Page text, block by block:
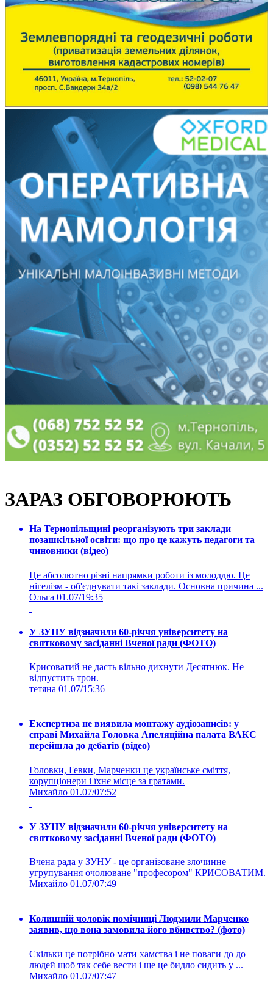
ЗАРАЗ ОБГОВОРЮЮТЬ
На Тернопільщині реорганізують три заклади
позашкільної освіти: що про це кажуть педагоги та
чиновники (відео)
Це абсолютно різні напрямки роботи із молоддю. Це
нігелізм - об'єднувати такі заклади. Основна причина ...
Ольга 01.07/19:35
У ЗУНУ відзначили 60-річчя університету на
святковому засіданні Вченої ради (ФОТО)
Крисоватий не дасть вільно дихнути Десятнюк. Не
відпустить трон.
тетяна 01.07/15:36
Експертиза не виявила монтажу аудіозаписів: у
справі Михайла Головка Апеляційна палата ВАКС
перейшла до дебатів (відео)
Головки, Гевки, Марченки це українське сміття,
корупціонери і їхнє місце за гратами.
Михайло 01.07/07:52
У ЗУНУ відзначили 60-річчя університету на
святковому засіданні Вченої ради (ФОТО)
Вчена рада у ЗУНУ - це організоване злочинне
угрупування очолюване "професором" КРИСОВАТИМ.
Михайло 01.07/07:49
Колишній чоловік помічниці Людмили Марченко
заявив, що вона замовила його вбивство? (фото)
Скільки це потрібно мати хамства і не поваги до до
людей щоб так себе вести і ще це бидло сидить у ...
Михайло 01.07/07:47